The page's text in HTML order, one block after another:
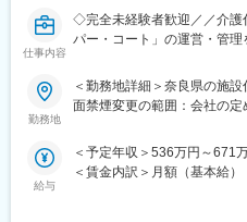
トを行っていただきます。
「エミフル株式会社のこと
組織的には、ゆくゆくは、
採用はもちろん、教育研修や
■施設について
20名入居可能（下の階男性
仕事内容
◇完全未経験者歓迎／／介護
パー・コート」の運営・管理
過去、飲食店店長や販売サ
■業務概要
げている当社にて、施設運
精神を社内でかかげており
勤務地
＜勤務地詳細＞奈良県の施
面禁煙変更の範囲：会社の定
給与
＜予定年収＞536万円～671
＜賃金内訳＞月額（基本給